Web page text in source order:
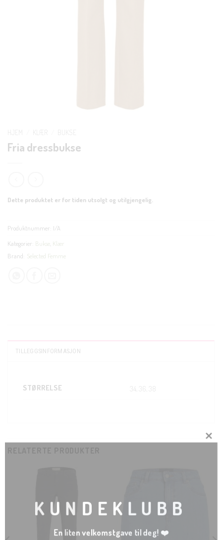
Fria dressbukse
Dette produktet er for tiden utsolgt og utilgjengelig.
Produktnummer: I/A
Kategorier: Bukse Klær
Brand: Selected Femme
TILLEGGSINFORMASJON
STØRRELSE
KUNDEKLUBB
En liten velkomstgave til deg! ❤️